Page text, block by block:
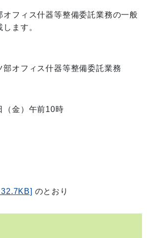
オフィス什器等整備委託業務の一般
ます。
オフィス什器等整備委託業務
金）午前10時
のとおり